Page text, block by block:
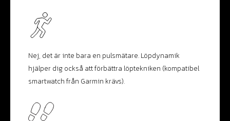
Nej, det är inte bara en pulsmätare. Löpdynamik
hjälper dig också att förbättra löptekniken (kompatibel
smartwatch från Garmin krävs).